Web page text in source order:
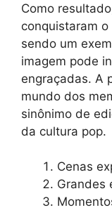
Como
conquistaram
sendo um
imagem pode
engraçadas. A
mundo dos
sinônimo de
da cultura pop.
Cenas
Grandes